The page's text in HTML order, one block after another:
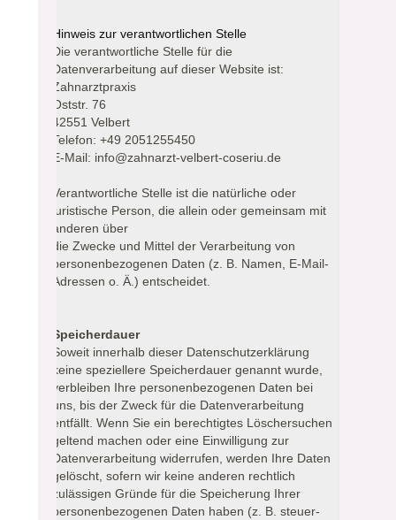
Hinweis zur verantwortlichen Stelle
Die verantwortliche Stelle für die
Datenverarbeitung auf dieser Website ist:
Zahnarztpraxis
Oststr. 76
42551 Velbert
Telefon: +49 2051255450
E-Mail: info@zahnarzt-velbert-coseriu.de
Verantwortliche Stelle ist die natürliche oder
juristische Person, die allein oder gemeinsam mit
anderen über
die Zwecke und Mittel der Verarbeitung von
personenbezogenen Daten (z. B. Namen, E-Mail-
Adressen o. Ä.) entscheidet.
Speicherdauer
Soweit innerhalb dieser Datenschutzerklärung
keine speziellere Speicherdauer genannt wurde,
verbleiben Ihre personenbezogenen Daten bei
uns, bis der Zweck für die Datenverarbeitung
entfällt. Wenn Sie ein berechtigtes Löschersuchen
geltend machen oder eine Einwilligung zur
Datenverarbeitung widerrufen, werden Ihre Daten
gelöscht, sofern wir keine anderen rechtlich
zulässigen Gründe für die Speicherung Ihrer
personenbezogenen Daten haben (z. B. steuer-